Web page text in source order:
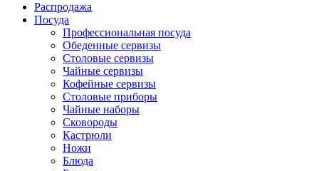
Распродажа
Посуда
Профессиональная посуда
Обеденные сервизы
Столовые сервизы
Чайные сервизы
Кофейные сервизы
Столовые приборы
Чайные наборы
Сковороды
Кастрюли
Ножи
Блюда